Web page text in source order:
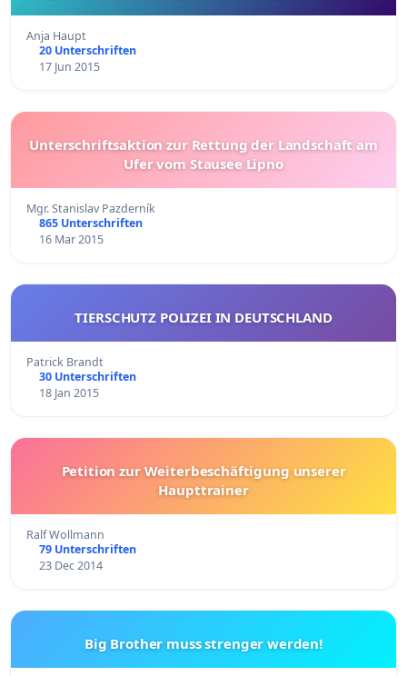
Anja Haupt
20 Unterschriften
17 Jun 2015
Unterschriftsaktion zur Rettung der Landschaft am
Ufer vom Stausee Lipno
Mgr. Stanislav Pazderník
865 Unterschriften
16 Mar 2015
TIERSCHUTZ POLIZEI IN DEUTSCHLAND
Patrick Brandt
30 Unterschriften
18 Jan 2015
Petition zur Weiterbeschäftigung unserer
Haupttrainer
Ralf Wollmann
79 Unterschriften
23 Dec 2014
Big Brother muss strenger werden!